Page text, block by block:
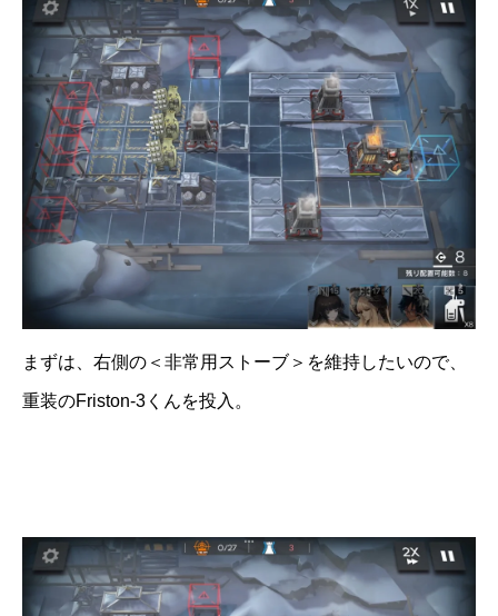
まずは、右側の＜非常用ストーブ＞を維持したいので、
重装のFriston-3くんを投入。